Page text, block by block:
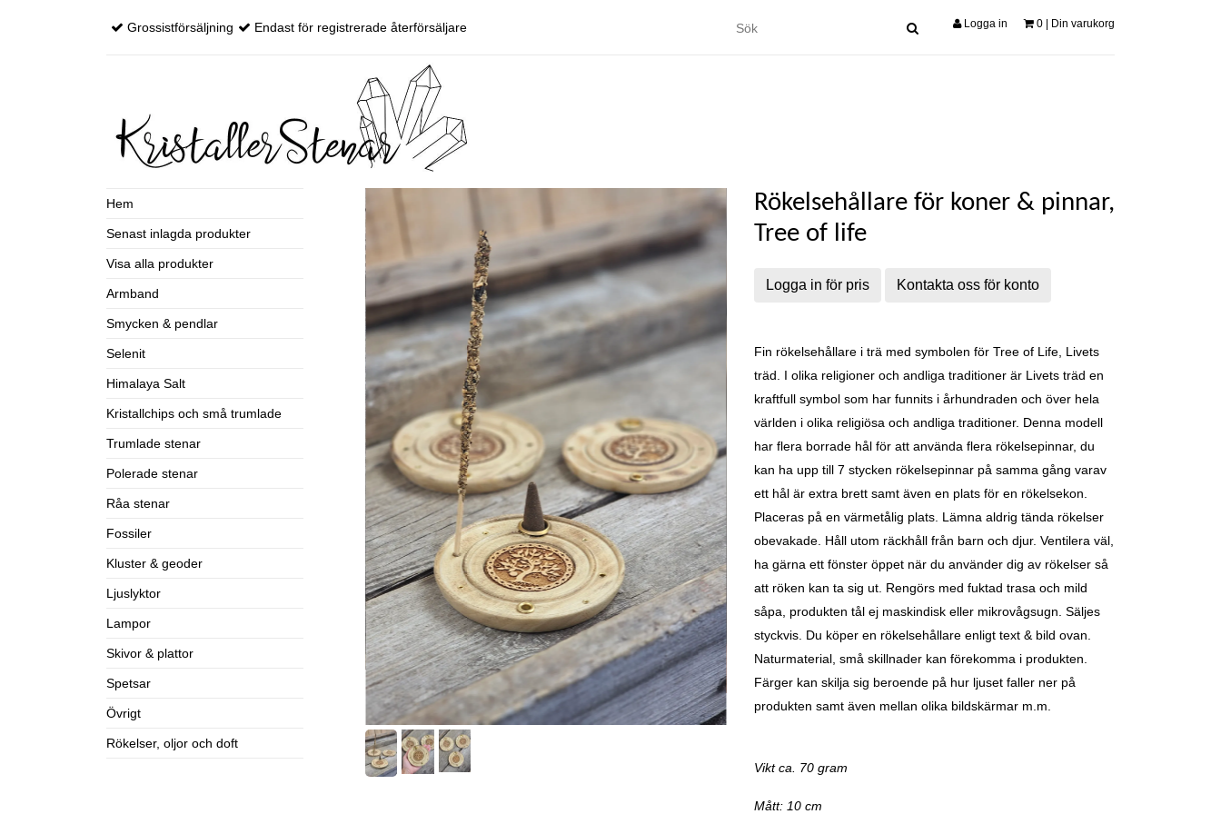
Grossistförsäljning Endast för registrerade återförsäljare Logga in 0 | Din varukorg
Hem
Senast inlagda produkter
Visa alla produkter
Armband
Smycken & pendlar
Selenit
Himalaya Salt
Kristallchips och små trumlade
Trumlade stenar
Polerade stenar
Råa stenar
Fossiler
Kluster & geoder
Ljuslyktor
Lampor
Skivor & plattor
Spetsar
Övrigt
Rökelser, oljor och doft
Rökelsehållare för koner & pinnar,
Tree of life
Logga in för pris Kontakta oss för konto
Fin rökelsehållare i trä med symbolen för Tree of Life, Livets
träd. I olika religioner och andliga traditioner är Livets träd en
kraftfull symbol som har funnits i århundraden och över hela
världen i olika religiösa och andliga traditioner. Denna modell
har flera borrade hål för att använda flera rökelsepinnar, du
kan ha upp till 7 stycken rökelsepinnar på samma gång varav
ett hål är extra brett samt även en plats för en rökelsekon.
Placeras på en värmetålig plats. Lämna aldrig tända rökelser
obevakade. Håll utom räckhåll från barn och djur. Ventilera väl,
ha gärna ett fönster öppet när du använder dig av rökelser så
att röken kan ta sig ut. Rengörs med fuktad trasa och mild
såpa, produkten tål ej maskindisk eller mikrovågsugn. Säljes
styckvis. Du köper en rökelsehållare enligt text & bild ovan.
Naturmaterial, små skillnader kan förekomma i produkten.
Färger kan skilja sig beroende på hur ljuset faller ner på
produkten samt även mellan olika bildskärmar m.m.
Vikt ca. 70 gram
Mått: 10 cm